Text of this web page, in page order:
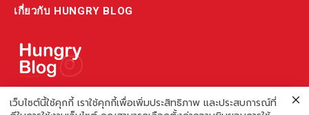
เกี่ยวกับ HUNGRY BLOG
แหล่งรวมข้อมูล ข่าวสาร เกี่ยวกับร้านอาหารและเรื่องกิน ไม่ว่าจะเป็น
เว็บไซต์นี้ใช้คุกกี้ เราใช้คุกกี้เพื่อเพิ่มประสิทธิภาพ และประสบการณ์ที่